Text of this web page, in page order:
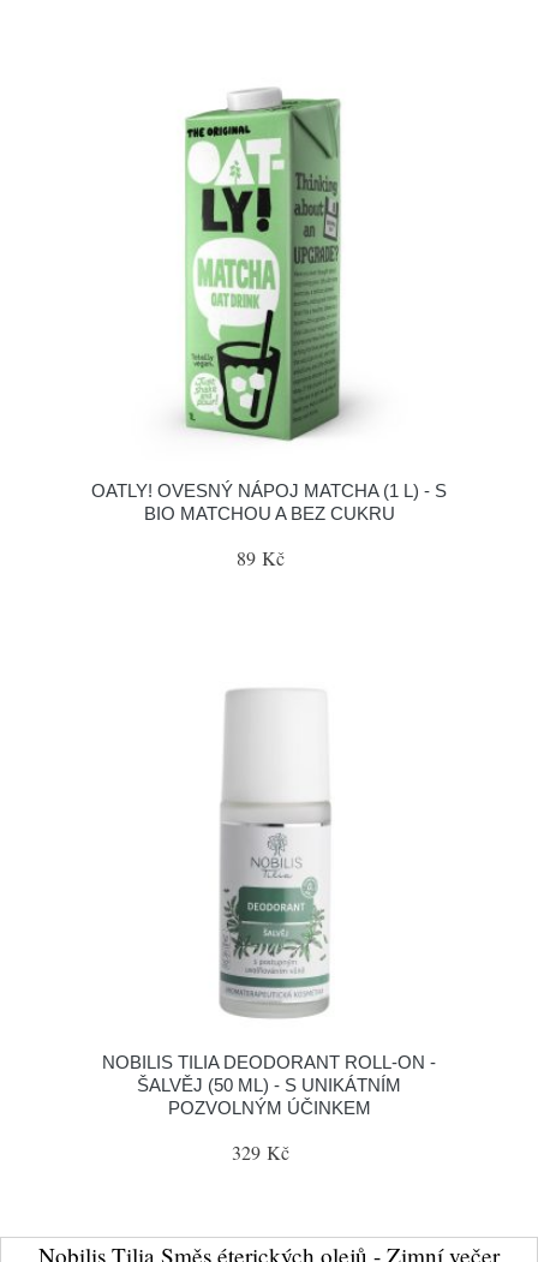
OATLY! OVESNÝ NÁPOJ MATCHA (1 L) - S
BIO MATCHOU A BEZ CUKRU
89 Kč
NOBILIS TILIA DEODORANT ROLL-ON -
ŠALVĚJ (50 ML) - S UNIKÁTNÍM
POZVOLNÝM ÚČINKEM
329 Kč
Nobilis Tilia Směs éterických olejů - Zimní večer